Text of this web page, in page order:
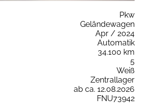
Pkw
Geländewagen
Apr / 2024
Automatik
34.100 km
5
Weiß
Zentrallager
ab ca. 12.08.2026
FNU73942